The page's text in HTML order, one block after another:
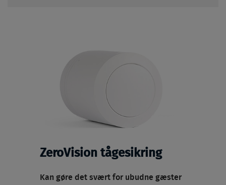
ZeroVision tågesikring
Kan gøre det svært for ubudne gæster